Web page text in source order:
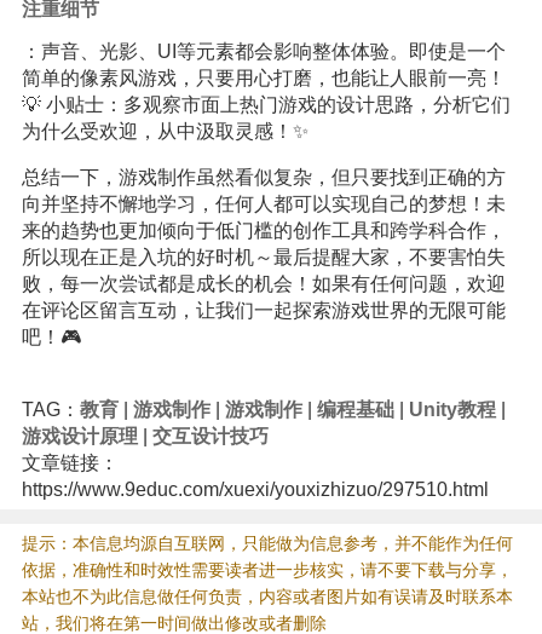
注重细节
：声音、光影、UI等元素都会影响整体体验。即使是一个
简单的像素风游戏，只要用心打磨，也能让人眼前一亮！
💡 小贴士：多观察市面上热门游戏的设计思路，分析它们
为什么受欢迎，从中汲取灵感！✨
总结一下，游戏制作虽然看似复杂，但只要找到正确的方
向并坚持不懈地学习，任何人都可以实现自己的梦想！未
来的趋势也更加倾向于低门槛的创作工具和跨学科合作，
所以现在正是入坑的好时机～最后提醒大家，不要害怕失
败，每一次尝试都是成长的机会！如果有任何问题，欢迎
在评论区留言互动，让我们一起探索游戏世界的无限可能
吧！🎮
TAG： 教育| 游戏制作| 游戏制作| 编程基础| Unity教程|
游戏设计原理
交互设计技巧
文章链接：
https://www.9educ.com/xuexi/youxizhizuo/297510.html
提示：本信息均源自互联网，只能做为信息参考，并不能作为任何
依据，准确性和时效性需要读者进一步核实，请不要下载与分享，
本站也不为此信息做任何负责，内容或者图片如有误请及时联系本
站，我们将在第一时间做出修改或者删除